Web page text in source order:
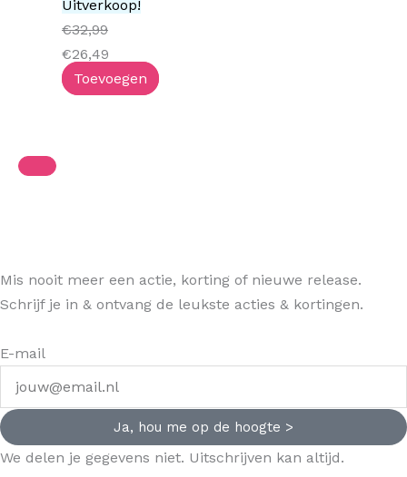
Uitverkoop!
€32,99
€26,49
Toevoegen
Mis nooit meer een actie, korting of nieuwe release.
Schrijf je in & ontvang de leukste acties & kortingen.
E-mail
Ja, hou me op de hoogte >
We delen je gegevens niet. Uitschrijven kan altijd.